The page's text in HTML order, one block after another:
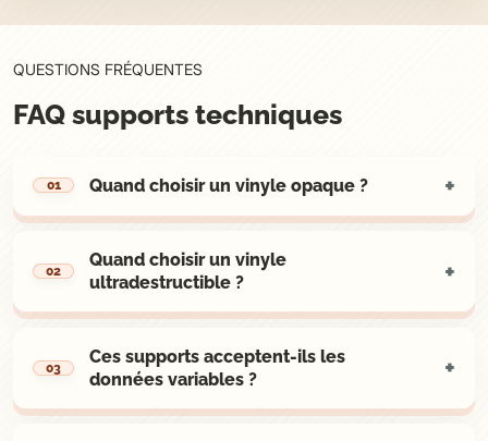
QUESTIONS FRÉQUENTES
FAQ supports techniques
Quand choisir un vinyle opaque ?
Quand choisir un vinyle
ultradestructible ?
Ces supports acceptent-ils les
données variables ?